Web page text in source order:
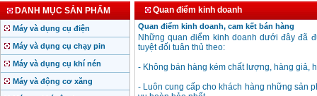
DANH MỤC SẢN PHẨM
Máy và dụng cụ điện
Máy và dụng cụ chạy pin
Máy và dụng cụ khí nén
Máy và động cơ xăng
Quan điểm kinh doanh
Quan điểm kinh doanh, cam kết bán hàng
Những quan điểm kinh doanh dưới đây đã
tuyệt đối tuân thủ theo:
- Không bán hàng kém chất lượng, hàng giả,
- Luôn cung cấp cho khách hàng những sản